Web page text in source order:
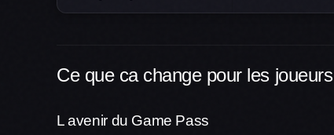
Ce que ca change pour les joueurs
L avenir du Game Pass